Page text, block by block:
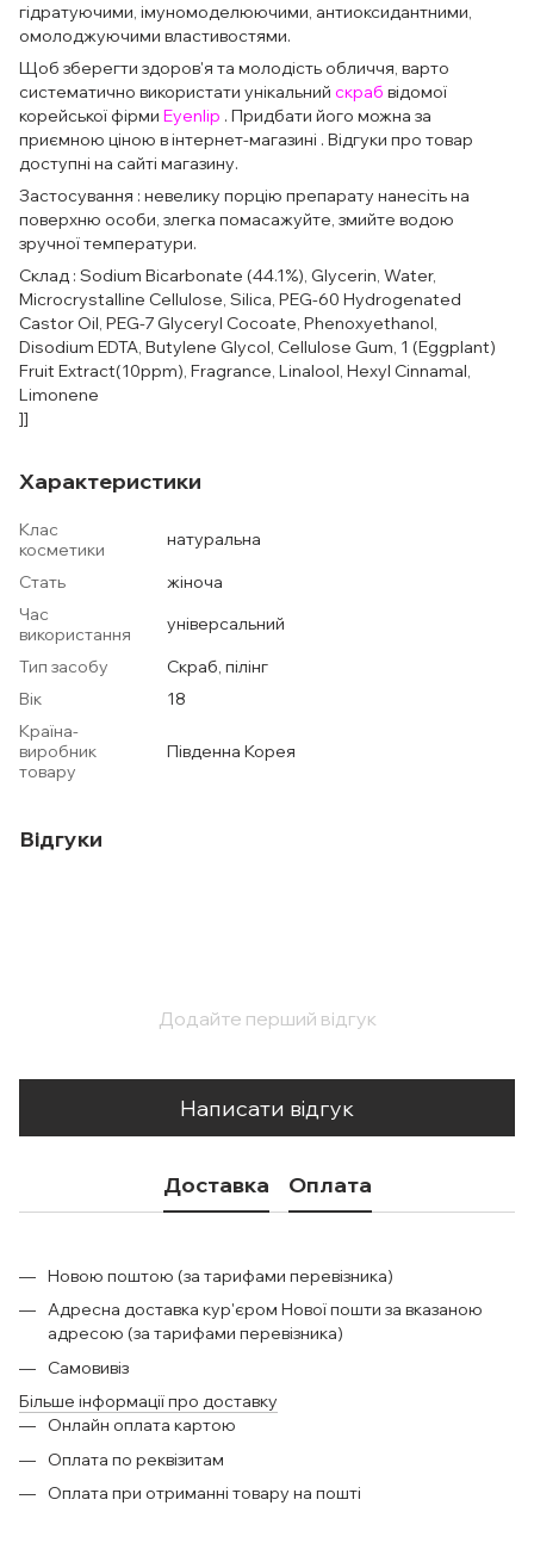
гідратуючими, імуномоделюючими, антиоксидантними,
омолоджуючими властивостями.
Щоб зберегти здоров'я та молодість обличчя, варто
систематично використати унікальний скраб відомої
корейської фірми Eyenlip . Придбати його можна за
приємною ціною в інтернет-магазині . Відгуки про товар
доступні на сайті магазину.
Застосування : невелику порцію препарату нанесіть на
поверхню особи, злегка помасажуйте, змийте водою
зручної температури.
Склад : Sodium Bicarbonate (44.1%), Glycerin, Water,
Microcrystalline Cellulose, Silica, PEG-60 Hydrogenated
Castor Oil, PEG-7 Glyceryl Cocoate, Phenoxyethanol,
Disodium EDTA, Butylene Glycol, Cellulose Gum, 1 (Eggplant)
Fruit Extract(10ppm), Fragrance, Linalool, Hexyl Cinnamal,
Limonene
]]
Характеристики
Клас
косметики
натуральна
Стать
жіноча
Час
використання
універсальний
Тип засобу
Скраб, пілінг
Вік
18
Країна-
виробник
товару
Південна Корея
Відгуки
Додайте перший відгук
Написати відгук
Доставка Оплата
Новою поштою (за тарифами перевізника)
Адресна доставка кур'єром Нової пошти за вказаною
адресою (за тарифами перевізника)
Самовивіз
Більше інформації про доставку
Онлайн оплата картою
Оплата по реквізитам
Оплата при отриманні товару на пошті